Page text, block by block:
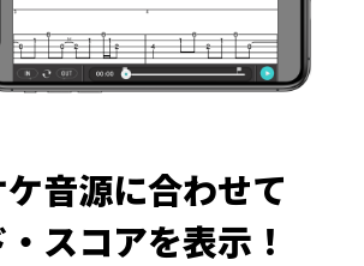
音源に合わせて
スコアを表示！